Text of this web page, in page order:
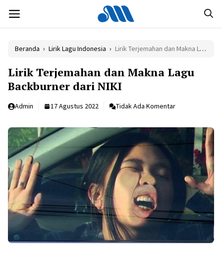
isi
MENU
Beranda › Lirik Lagu Indonesia › Lirik Terjemahan dan Makna Lagu Backburner dari NIKI
Lirik Terjemahan dan Makna Lagu
Backburner dari NIKI
Admin 17 Agustus 2022 Tidak Ada Komentar